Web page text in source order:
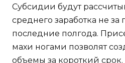
Субсидии будут
среднего заработка не за
последние полгода.
махи ногами позволят
объемы за короткий